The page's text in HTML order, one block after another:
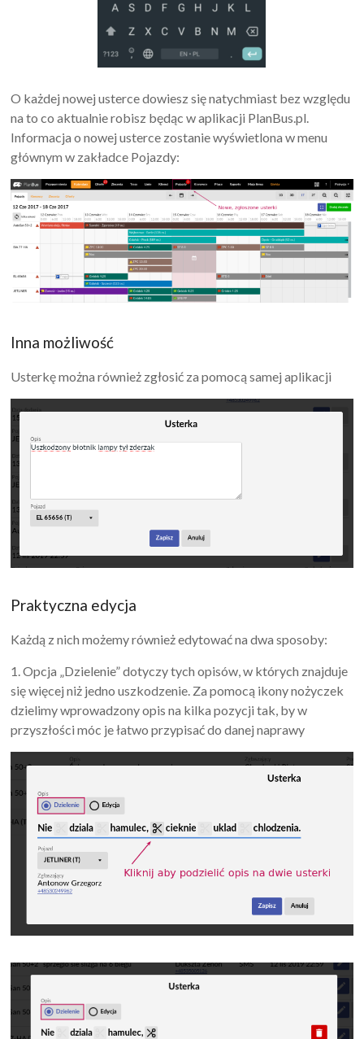
O każdej nowej usterce dowiesz się natychmiast bez względu
na to co aktualnie robisz będąc w aplikacji PlanBus.pl.
Informacja o nowej usterce zostanie wyświetlona w menu
głównym w zakładce Pojazdy:
Inna możliwość
Usterkę można również zgłosić za pomocą samej aplikacji
Praktyczna edycja
Każdą z nich możemy również edytować na dwa sposoby:
1. Opcja „Dzielenie” dotyczy tych opisów, w których znajduje
się więcej niż jedno uszkodzenie. Za pomocą ikony nożyczek
dzielimy wprowadzony opis na kilka pozycji tak, by w
przyszłości móc je łatwo przypisać do danej naprawy